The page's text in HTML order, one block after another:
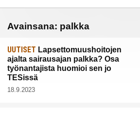
Avainsana: palkka
UUTISET Lapsettomuushoitojen
ajalta sairausajan palkka? Osa
työnantajista huomioi sen jo
TESissä
18.9.2023